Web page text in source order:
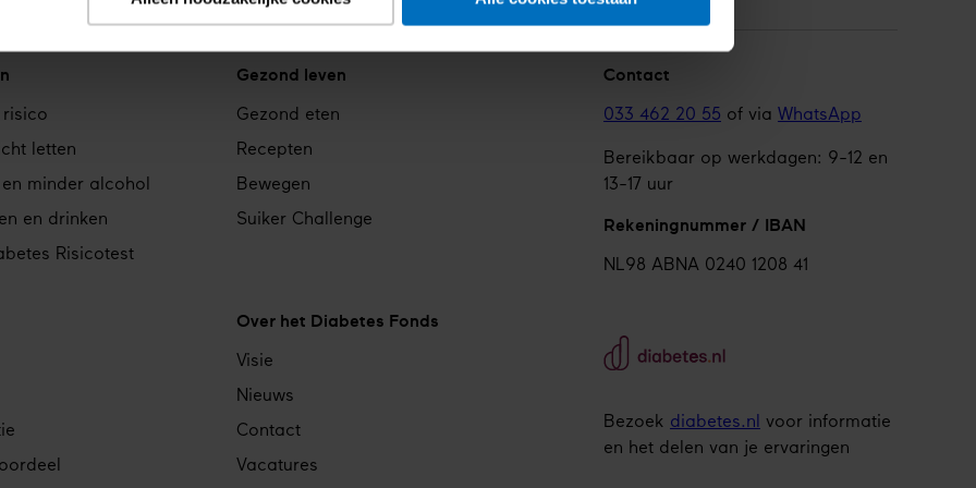
risico
letten
minder alcohol
en drinken
Risicotest
Gezond leven
Gezond eten
Recepten
Bewegen
Suiker Challenge
Over het Diabetes Fonds
Visie
Nieuws
Contact
Vacatures
Contact
033 462 20 55 of via WhatsApp
Bereikbaar op werkdagen: 9-12 en
13-17 uur
Rekeningnummer / IBAN
NL98 ABNA 0240 1208 41
Bezoek diabetes.nl voor informatie
en het delen van je ervaringen